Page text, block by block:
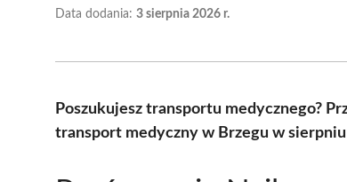
Data dodania: 3 sierpnia 2026 r.
Poszukujesz transportu medycznego?
transport medyczny w Brzegu w